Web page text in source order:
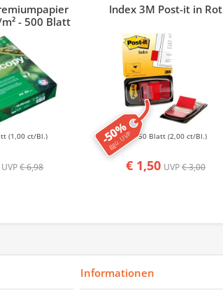
- 500 Blatt
UVP€ 6,98
(1,00 ct/Bl.) -50%
ggü. UVP
Index 3M Post-it in Rot
€ 1,50 UVP€ 3,00
50 Blatt(2,00 ct/Bl.)
Informationen